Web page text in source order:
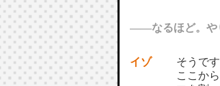
――なるほど。や
イゾ
そうで
ここか